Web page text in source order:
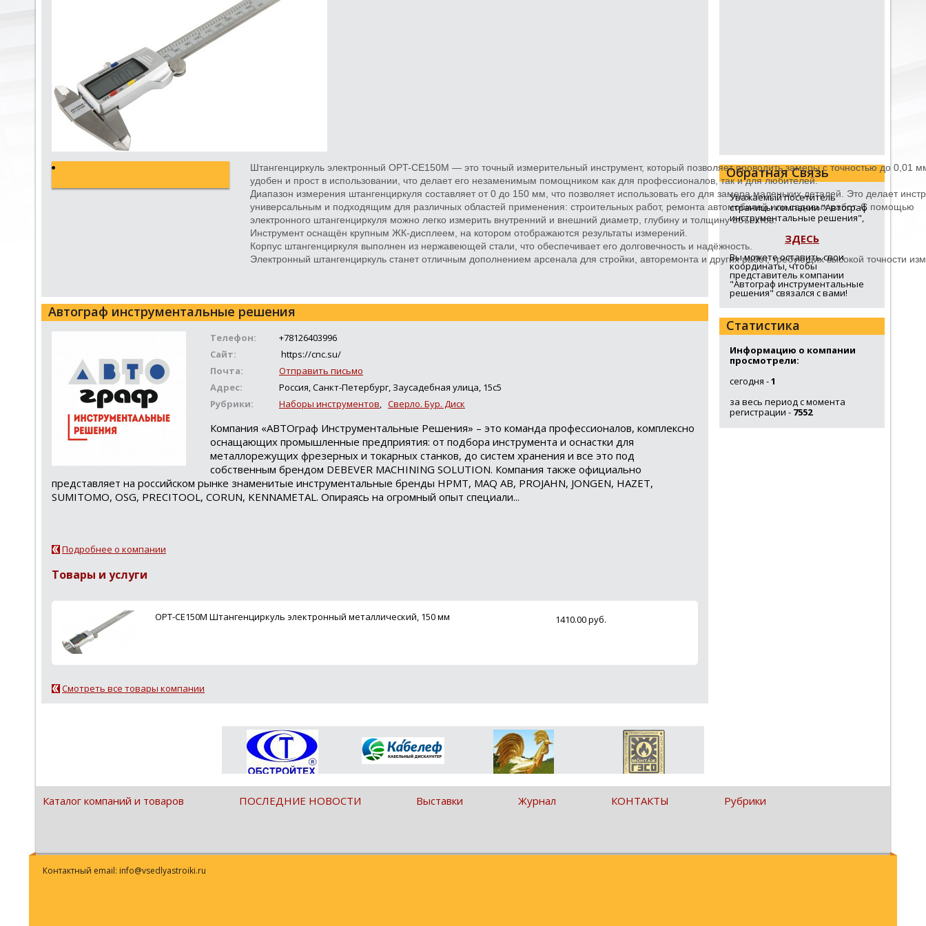
Штангенциркуль электронный OPT-CE150M — это точный измерительный инструмент, который позволяет проводить замеры с точностью до 0,01
удобен и прост в использовании, что делает его незаменимым помощником как для профессионалов, так и для любителей.
Диапазон измерения штангенциркуля составляет от 0 до 150 мм, что позволяет использовать его для замера маленьких деталей. Это делает
универсальным и подходящим для различных областей применения: строительных работ, ремонта автомобилей или садовых работ. С помощью
электронного штангенциркуля можно легко измерить внутренний и внешний диаметр, глубину и толщину объектов.
Инструмент оснащён крупным ЖК-дисплеем, на котором отображаются результаты измерений.
Корпус штангенциркуля выполнен из нержавеющей стали, что обеспечивает его долговечность и надёжность.
Электронный штангенциркуль станет отличным дополнением арсенала для стройки, авторемонта и других работ, требующих высокой точности
Автограф инструментальные решения
Телефон:
+78126403996
Сайт:
https://cnc.su/
Почта:
Отправить письмо
Адрес:
Россия, Санкт-Петербург, Заусадебная улица, 15с5
Рубрики:
Наборы инструментов, Сверло. Бур. Диск
Компания «АВТОграф Инструментальные Решения» – это команда профессионалов, комплексно
оснащающих промышленные предприятия: от подбора инструмента и оснастки для
металлорежущих фрезерных и токарных станков, до систем хранения и все это под
собственным брендом DEBEVER MACHINING SOLUTION. Компания также официально
представляет на российском рынке знаменитые инструментальные бренды HPMT, MAQ AB, PROJAHN, JONGEN, HAZET,
SUMITOMO, OSG, PRECITOOL, CORUN, KENNAMETAL. Опираясь на огромный опыт специали...
Подробнее о компании
Товары и услуги
OPT-CE150M Штангенциркуль электронный металлический, 150 мм 1410.00 руб.
Смотреть все товары компании
Обратная Связь
Уважаемый посетитель
страницы компании "Автограф
инструментальные решения",
ЗДЕСЬ
Вы можете оставить свои
координаты, чтобы
представитель компании
"Автограф инструментальные
решения" связался с вами!
Статистика
Информацию о компании
просмотрели:
сегодня -1
за весь период с момента
регистрации - 7552
Каталог компаний и товаров ПОСЛЕДНИЕ НОВОСТИ Выставки Журнал КОНТАКТЫ Рубрики
Контактный email: info@vsedlyastroiki.ru